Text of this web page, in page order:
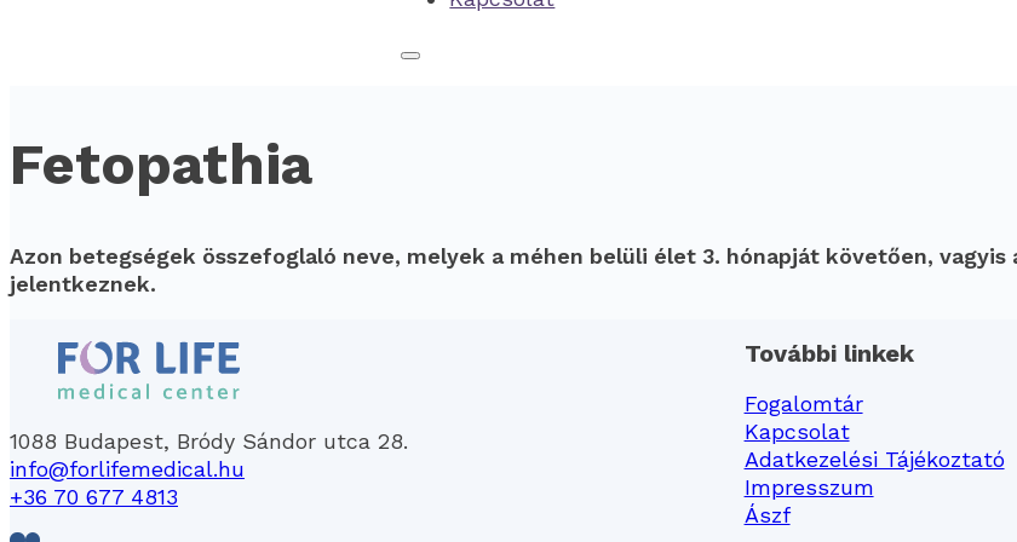
Fetopathia
Azon betegségek összefoglaló neve, melyek a méhen belüli élet 3. hónapját követően, vagyis
jelentkeznek.
1088 Budapest, Bródy Sándor utca 28.
info@forlifemedical.hu
+36 70 677 4813
További linkek
Fogalomtár
Kapcsolat
Adatkezelési Tájékoztató
Impresszum
Ászf